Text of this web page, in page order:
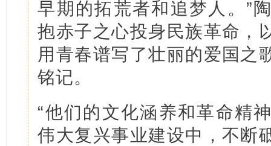
早期的拓荒者和追梦人。”
抱赤子之心投身民族革命，
用青春谱写了壮丽的爱国之
铭记。
“他们的文化涵养和革命精
伟大复兴事业建设中，不断